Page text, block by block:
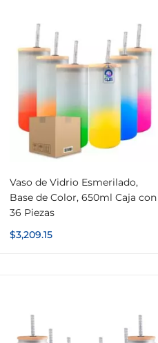
Vaso de Vidrio Esmerilado,
Base de Color, 650ml Caja con
36 Piezas
$3,209.15